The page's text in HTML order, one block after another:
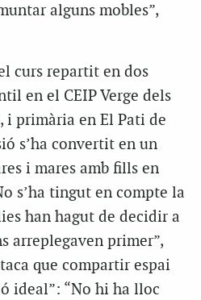
alguns mobles”,
curs repartit en dos
en el CEIP Verge dels
i primària en El Pati de
s’ha convertit en un
i mares amb fills en
s’ha tingut en compte la
han hagut de decidir a
arreplegaven primer”,
que compartir espai
ideal”: “No hi ha lloc